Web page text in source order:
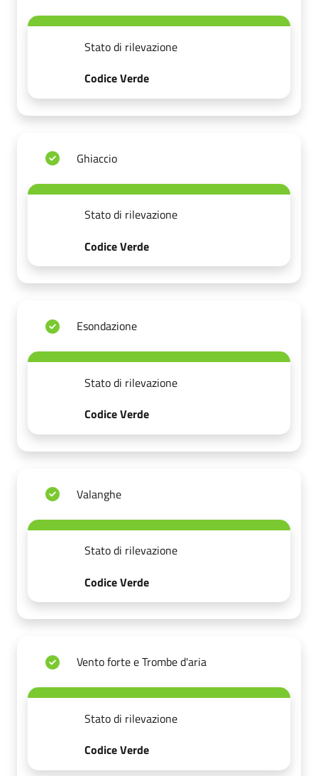
Stato di rilevazione
Codice Verde
Ghiaccio
Stato di rilevazione
Codice Verde
Esondazione
Stato di rilevazione
Codice Verde
Valanghe
Stato di rilevazione
Codice Verde
Vento forte e Trombe d'aria
Stato di rilevazione
Codice Verde